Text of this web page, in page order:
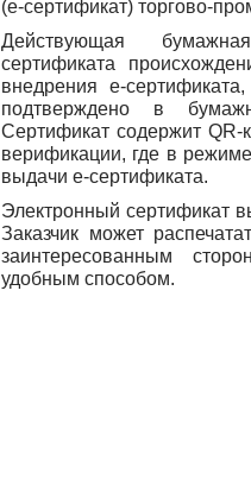
(е-сертификат) торгово-
Действующая
сертификата
внедрения е-
подтверждено в
Сертификат содержит
верификации, где в
выдачи е-сертификата.
Электронный сертификат
Заказчик может
заинтересованным
удобным способом.